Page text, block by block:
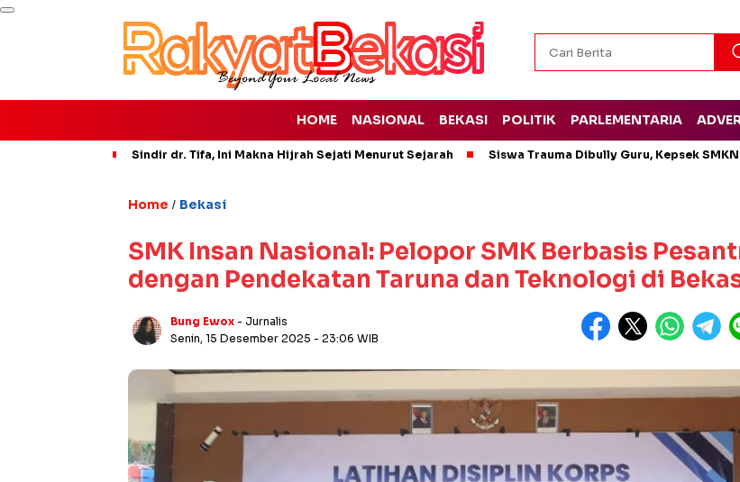
HOME NASIONAL BEKASI POLITIK PARLEMENTARIA
Sindir dr. Tifa, Ini Makna Hijrah Sejati Menurut Sejarah Siswa Trauma Dibully Guru, Kepsek
Home / Bekasi
SMK Insan Nasional: Pelopor SMK Berbasis
dengan Pendekatan Taruna dan Teknologi di
Bung Ewox - Jurnalis
Senin, 15 Desember 2025 - 23:06 WIB